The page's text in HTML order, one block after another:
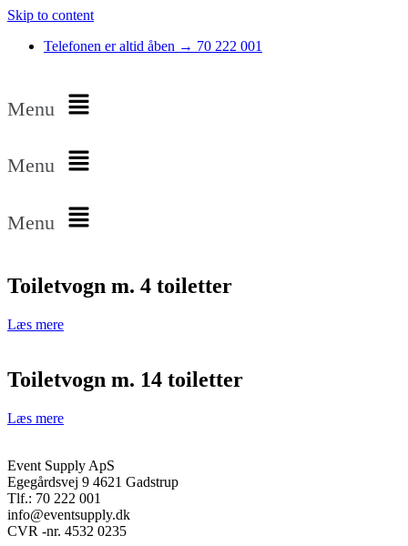
Skip to content
Telefonen er altid åben → 70 222 001
Menu
Menu
Menu
Toiletvogn m. 4 toiletter
Læs mere
Toiletvogn m. 14 toiletter
Læs mere
Event Supply ApS
Egegårdsvej 9 4621 Gadstrup
Tlf.: 70 222 001
info@eventsupply.dk
CVR -nr. 4532 0235